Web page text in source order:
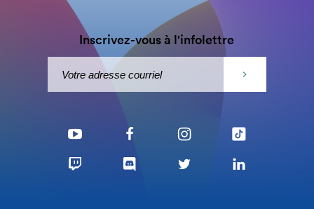
Inscrivez-vous à l'infolettre